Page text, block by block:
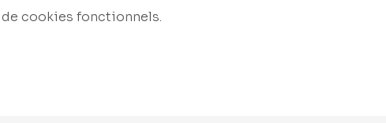
cookies fonctionnels.